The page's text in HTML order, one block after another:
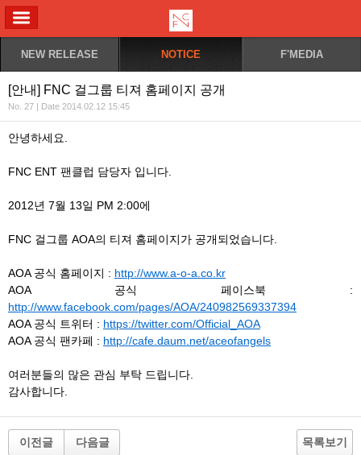
NEW RELEASE NOTICE F'MEDIA
[안내] FNC 걸그룹 티져 홈페이지 공개
No. 27 | Date 2014.02.12 15:45
안녕하세요.
FNC ENT 팬클럽 담당자 입니다.
2012년 7월 13일 PM 2:00에
FNC 걸그룹 AOA의 티져 홈페이지가 공개되었습니다.
AOA 공식 홈페이지 : http://www.a-o-a.co.kr
AOA 공식 페이스북 :
http://www.facebook.com/pages/AOA/240982569337394
AOA 공식 트위터 : https://twitter.com/Official_AOA
AOA 공식 팬카페 : http://cafe.daum.net/aceofangels
여러분들의 많은 관심 부탁 드립니다.
감사합니다.
이전글 다음글 목록보기